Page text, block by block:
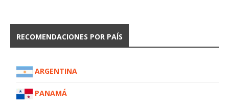
RECOMENDACIONES POR PAÍS
ARGENTINA
PANAMÁ